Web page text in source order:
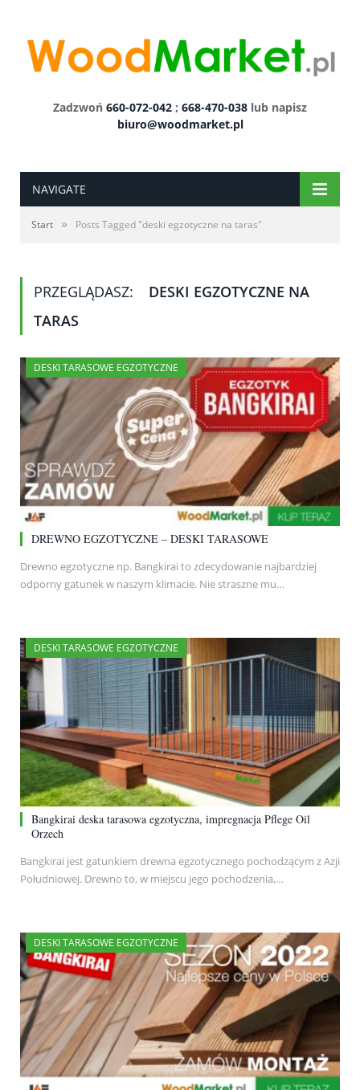
Zadzwoń 660-072-042 ; 668-470-038 lub napisz
biuro@woodmarket.pl
NAVIGATE
Start » Posts Tagged "deski egzotyczne na taras"
PRZEGLĄDASZ:
DESKI EGZOTYCZNE NA
TARAS
DESKI TARASOWE EGZOTYCZNE
DREWNO EGZOTYCZNE – DESKI TARASOWE
Drewno egzotyczne np. Bangkirai to zdecydowanie najbardziej
odporny gatunek w naszym klimacie. Nie straszne mu…
DESKI TARASOWE EGZOTYCZNE
Bangkirai deska tarasowa egzotyczna, impregnacja Pflege Oil
Orzech
Bangkirai jest gatunkiem drewna egzotycznego pochodzącym z Azji
Południowej. Drewno to, w miejscu jego pochodzenia,…
DESKI TARASOWE EGZOTYCZNE